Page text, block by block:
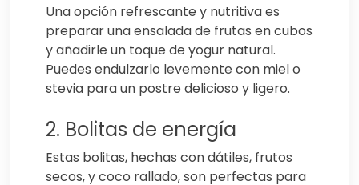
Una opción refrescante y nutritiva es
preparar una ensalada de frutas en cubos
y añadirle un toque de yogur natural.
Puedes endulzarlo levemente con miel o
stevia para un postre delicioso y ligero.
2. Bolitas de energía
Estas bolitas, hechas con dátiles, frutos
secos, y coco rallado, son perfectas para